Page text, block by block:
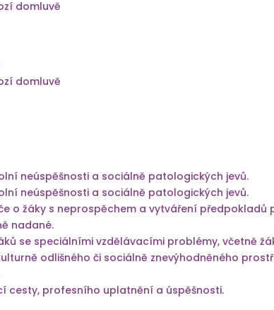
domluvě
domluvě
neúspěšnosti a sociálně patologických jevů.
neúspěšnosti a sociálně patologických jevů.
o žáky s neprospěchem a vytváření
nadané.
se speciálními vzdělávacími problémy, včetně
odlišného či sociálně znevýhodněného
cesty, profesního uplatnění a úspěšnosti.